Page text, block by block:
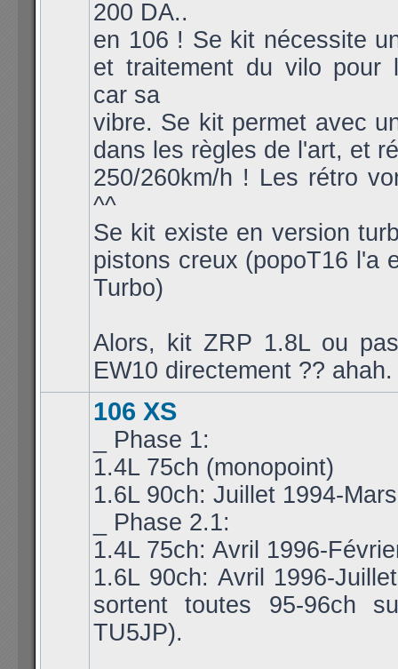
200 DA..
en 106 ! Se kit nécessite
et traitement du vilo pour
car sa
vibre. Se kit permet avec
dans les règles de l'art, et
250/260km/h ! Les rétro
^^
Se kit existe en version
pistons creux (popoT16 l'a
Turbo)
Alors, kit ZRP 1.8L ou
EW10 directement ?? ahah.
106 XS
_ Phase 1:
1.4L 75ch (monopoint)
1.6L 90ch: Juillet 1994-
_ Phase 2.1:
1.4L 75ch: Avril 1996-
1.6L 90ch: Avril 1996-
sortent toutes 95-96ch
TU5JP).